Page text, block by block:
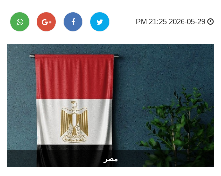
2026-05-29 21:25 PM
مصر